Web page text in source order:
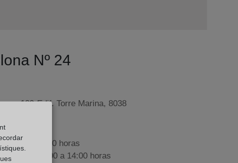
Nº 24
109-Edif. Torre Marina, 8038
09:00 a 17:00 horas
de 09:00 a 14:00 horas